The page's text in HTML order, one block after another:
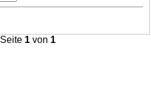
1 von 1